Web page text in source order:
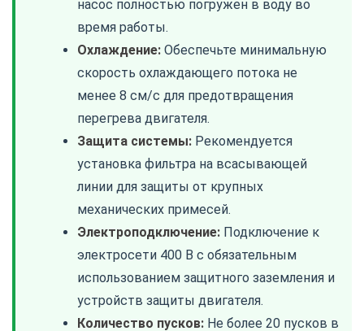
насос полностью погружен в воду во
время работы.
Охлаждение: Обеспечьте минимальную
скорость охлаждающего потока не
менее 8 см/с для предотвращения
перегрева двигателя.
Защита системы: Рекомендуется
установка фильтра на всасывающей
линии для защиты от крупных
механических примесей.
Электроподключение: Подключение к
электросети 400 В с обязательным
использованием защитного заземления и
устройств защиты двигателя.
Количество пусков: Не более 20 пусков в